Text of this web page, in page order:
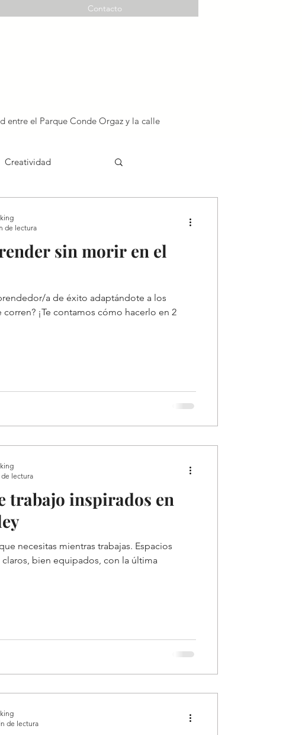
Contacto
entre el Parque Conde Orgaz y la calle
Creatividad
sin morir en el
a de éxito adaptándote a los
¡Te contamos cómo hacerlo en 2
de lectura
trabajo inspirados en
necesitas mientras trabajas. Espacios
bien equipados, con la última
de lectura
de lectura